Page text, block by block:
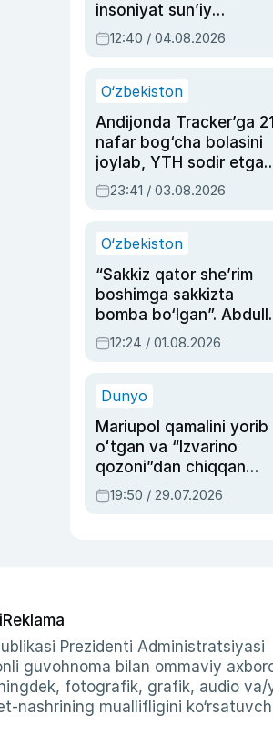
insoniyat sun’iy
intellektni boshqara
olmay qolishidan xavotir
12:40 / 04.08.2026
O‘zbekiston
Andijonda Tracker’ga 21
nafar bog‘cha bolasini
joylab, YTH sodir etgan
ayolga sud hukmi o‘qildi
23:41 / 03.08.2026
O‘zbekiston
“Sakkiz qator she’rim
boshimga sakkizta
bomba bo‘lgan”.
Oripovni siyosiy
ayblovlardan asrab
12:24 / 01.08.2026
Dunyo
Mariupol qamalini yorib
oʻtgan va “Izvarino
qozoni”dan chiqqan
qahramon — Ukraina
armiyasi bosh
19:50 / 29.07.2026
Reklama
Prezidenti Administratsiyasi
guvohnoma bilan ommaviy
fotografik, grafik, audio va/
nashrining muallifligini